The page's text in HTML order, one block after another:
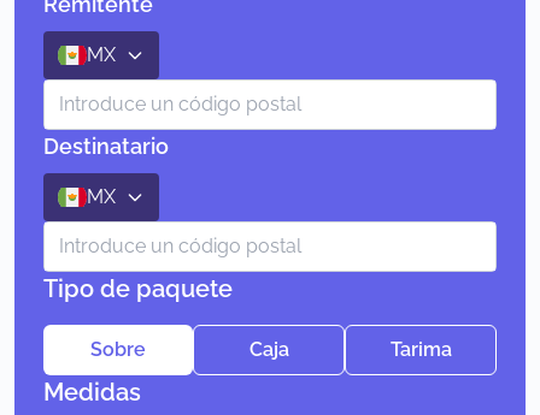
MX
Destinatario
MX
Tipo de paquete
Sobre Caja Tarima
Medidas